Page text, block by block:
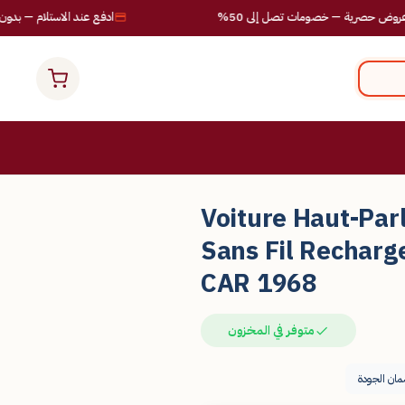
ادفع عند الاستلام — بدون مخاطر — خصومات تصل إلى 50%
Voiture Haut-
Sans Fil
CAR 1968
متوفر في المخزون
الجودة